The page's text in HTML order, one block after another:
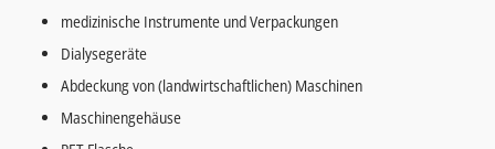
medizinische Instrumente und Verpackungen
Dialysegeräte
Abdeckung von (landwirtschaftlichen) Maschinen
Maschinengehäuse